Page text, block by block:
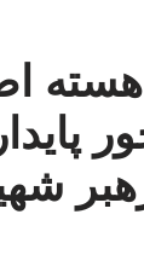
هسته